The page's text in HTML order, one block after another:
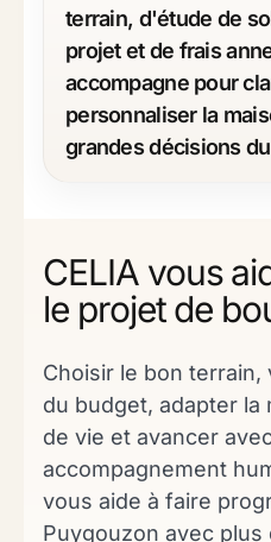
terrain, d'étude de
projet et de frais
accompagne pour
personnaliser la
grandes décisions
CELIA vous
le projet de
Choisir le bon
du budget, adapter la
de vie et avancer
accompagnement
vous aide à faire
Puygouzon avec